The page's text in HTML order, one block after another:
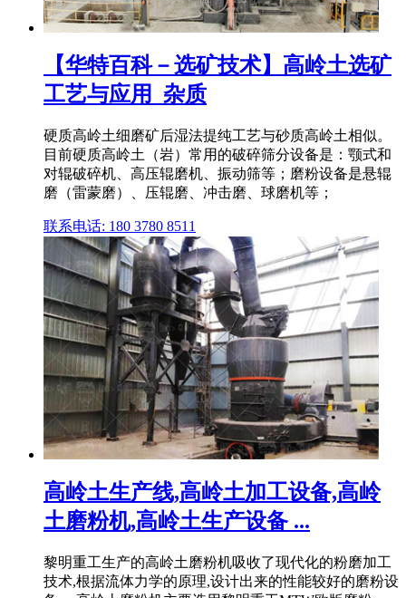
【华特百科－选矿技术】高岭土选矿
工艺与应用_杂质
硬质高岭土细磨矿后湿法提纯工艺与砂质高岭土相似。
目前硬质高岭土（岩）常用的破碎筛分设备是：颚式和
对辊破碎机、高压辊磨机、振动筛等；磨粉设备是悬辊
磨（雷蒙磨）、压辊磨、冲击磨、球磨机等；
联系电话: 180 3780 8511
高岭土生产线,高岭土加工设备,高岭
土磨粉机,高岭土生产设备 ...
黎明重工生产的高岭土磨粉机吸收了现代化的粉磨加工
技术,根据流体力学的原理,设计出来的性能较好的磨粉设